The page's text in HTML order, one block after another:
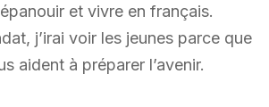
et vivre en français.
j’irai voir les jeunes parce que
aident à préparer l’avenir.